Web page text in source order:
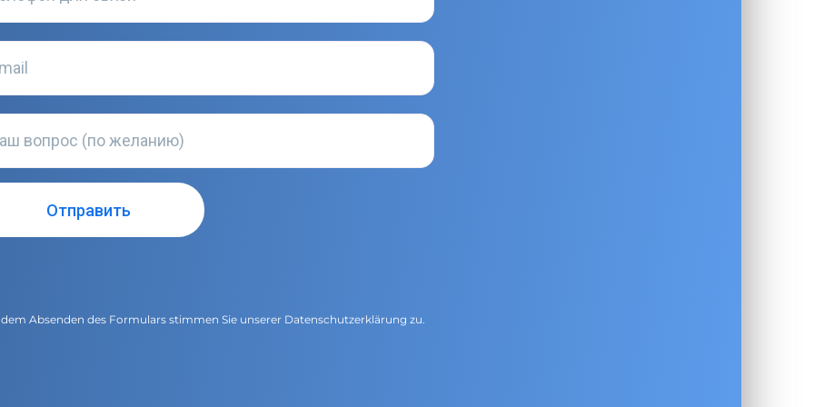
Absenden des Formulars stimmen Sie unserer Datenschutzerklärung zu.